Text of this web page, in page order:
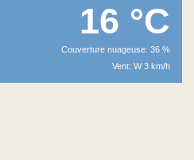
16 °C
Couverture nuageuse: 36 %
Vent: W 3 km/h